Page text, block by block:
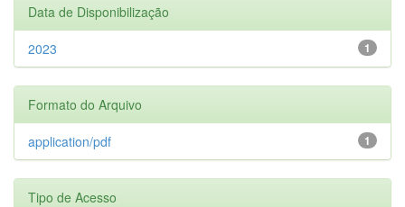
Data de Disponibilização
1
2023
Formato do Arquivo
1
application/pdf
Tipo de Acesso